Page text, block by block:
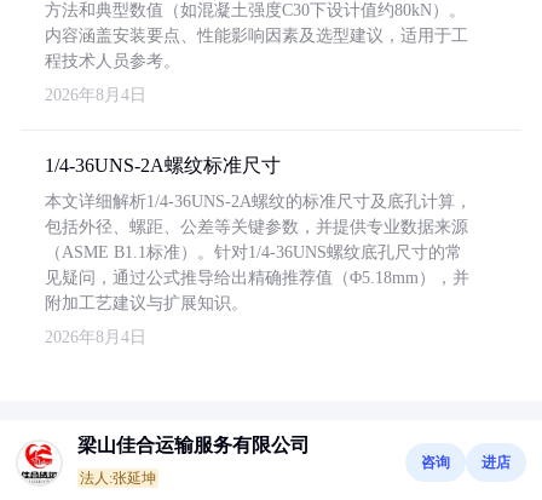
方法和典型数值（如混凝土强度C30下设计值约80kN）。
内容涵盖安装要点、性能影响因素及选型建议，适用于工
程技术人员参考。
2026年8月4日
1/4-36UNS-2A螺纹标准尺寸
本文详细解析1/4-36UNS-2A螺纹的标准尺寸及底孔计算，
包括外径、螺距、公差等关键参数，并提供专业数据来源
（ASME B1.1标准）。针对1/4-36UNS螺纹底孔尺寸的常
见疑问，通过公式推导给出精确推荐值（Φ5.18mm），并
附加工艺建议与扩展知识。
2026年8月4日
梁山佳合运输服务有限公司
法人:张延坤
咨询 进店